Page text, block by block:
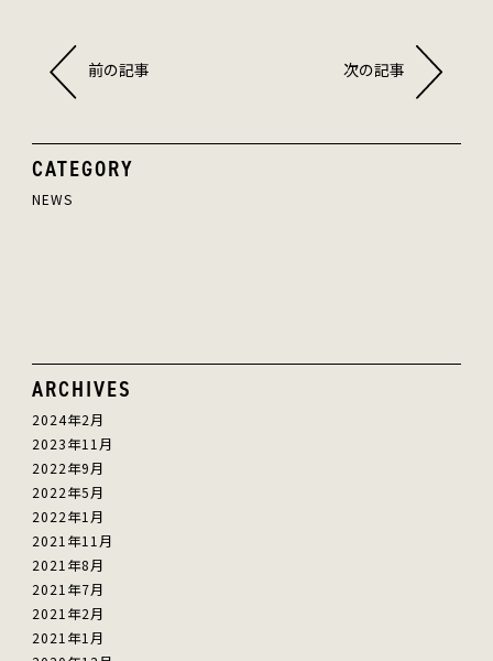
前の記事 次の記事
CATEGORY
NEWS
ARCHIVES
2024年2月
2023年11月
2022年9月
2022年5月
2022年1月
2021年11月
2021年8月
2021年7月
2021年2月
2021年1月